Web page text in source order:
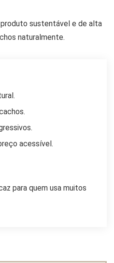
sustentável e de alta
naturalmente.
acessível.
para quem usa muitos